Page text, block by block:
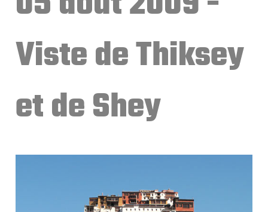
Viste de Thiksey
et de Shey